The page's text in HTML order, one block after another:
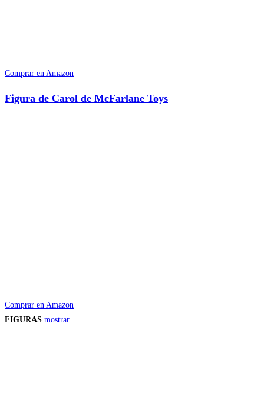
Comprar en Amazon
Figura de Carol de McFarlane Toys
Comprar en Amazon
FIGURAS mostrar